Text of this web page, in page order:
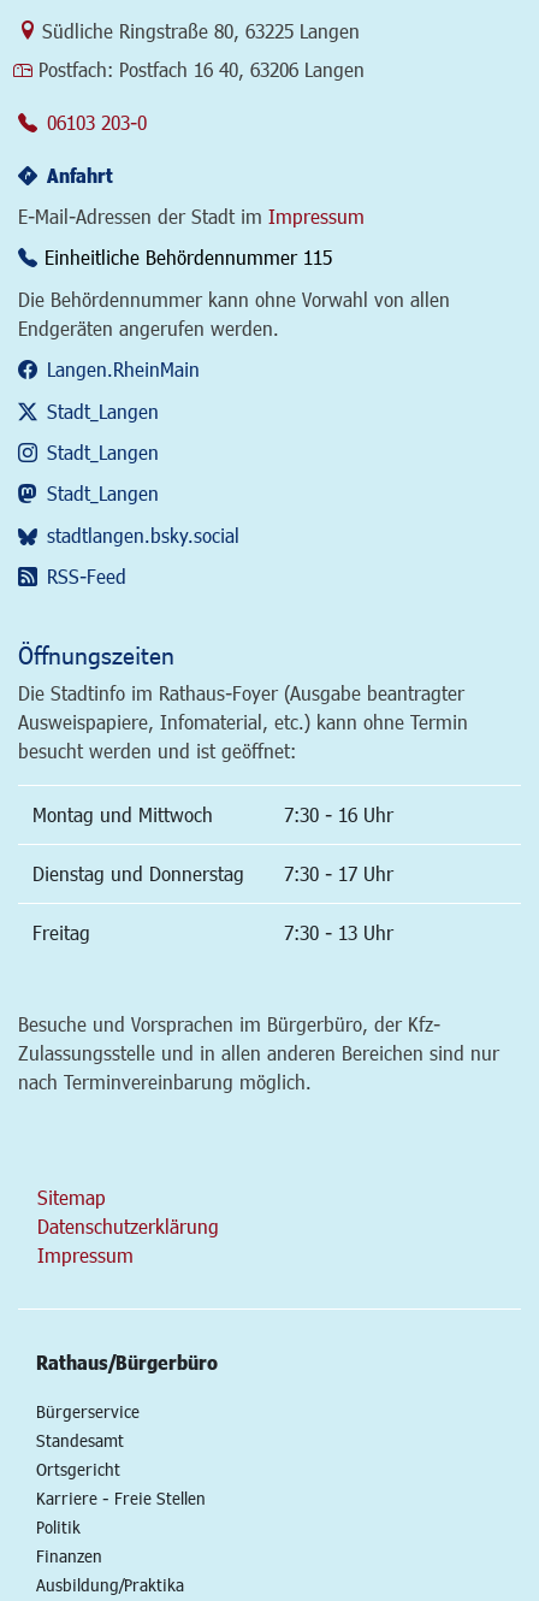
Link zur Google-Maps Navigation
Südliche Ringstraße 80 63225 Langen
Postfach: Postfach 16 40, 63206 Langen
06103 203-0
Anfahrt
E-Mail-Adressen der Stadt im Impressum
Einheitliche Behördennummer 115
Die Behördennummer kann ohne Vorwahl von allen
Endgeräten angerufen werden.
Langen.RheinMain
Stadt_Langen
Stadt_Langen
Stadt_Langen
stadtlangen.bsky.social
RSS-Feed
Öffnungszeiten
Die Stadtinfo im Rathaus-Foyer (Ausgabe beantragter
Ausweispapiere, Infomaterial, etc.) kann ohne Termin
besucht werden und ist geöffnet:
Montag und Mittwoch 7:30 - 16 Uhr
Dienstag und Donnerstag 7:30 - 17 Uhr
Freitag 7:30 - 13 Uhr
Besuche und Vorsprachen im Bürgerbüro, der Kfz-
Zulassungsstelle und in allen anderen Bereichen sind nur
nach Terminvereinbarung möglich.
Sitemap
Datenschutzerklärung
Impressum
Rathaus/Bürgerbüro
Bürgerservice
Standesamt
Ortsgericht
Karriere - Freie Stellen
Politik
Finanzen
Ausbildung/Praktika